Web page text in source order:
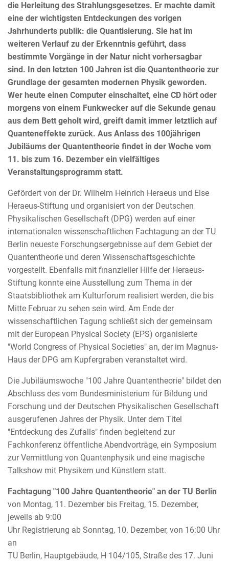
die Herleitung des Strahlungsgesetzes. Er machte damit
eine der wichtigsten Entdeckungen des vorigen
Jahrhunderts publik: die Quantisierung. Sie hat im
weiteren Verlauf zu der Erkenntnis geführt, dass
bestimmte Vorgänge in der Natur nicht vorhersagbar
sind. In den letzten 100 Jahren ist die Quantentheorie zur
Grundlage der gesamten modernen Physik geworden.
Wer heute einen Computer einschaltet, eine CD hört oder
morgens von einem Funkwecker auf die Sekunde genau
aus dem Bett geholt wird, greift damit immer letztlich auf
Quanteneffekte zurück. Aus Anlass des 100jährigen
Jubiläums der Quantentheorie findet in der Woche vom
11. bis zum 16. Dezember ein vielfältiges
Veranstaltungsprogramm statt.
Gefördert von der Dr. Wilhelm Heinrich Heraeus und Else
Heraeus-Stiftung und organisiert von der Deutschen
Physikalischen Gesellschaft (DPG) werden auf einer
internationalen wissenschaftlichen Fachtagung an der TU
Berlin neueste Forschungsergebnisse auf dem Gebiet der
Quantentheorie und deren Wissenschaftsgeschichte
vorgestellt. Ebenfalls mit finanzieller Hilfe der Heraeus-
Stiftung konnte eine Ausstellung zum Thema in der
Staatsbibliothek am Kulturforum realisiert werden, die bis
Mitte Februar zu sehen sein wird. Am Ende der
wissenschaftlichen Tagung schließt sich der gemeinsam
mit der European Physical Society (EPS) organisierte
"World Congress of Physical Societies" an, der im Magnus-
Haus der DPG am Kupfergraben veranstaltet wird.
Die Jubiläumswoche "100 Jahre Quantentheorie" bildet den
Abschluss des vom Bundesministerium für Bildung und
Forschung und der Deutschen Physikalischen Gesellschaft
ausgerufenen Jahres der Physik. Unter dem Titel
"Entdeckung des Zufalls" finden begleitend zur
Fachkonferenz öffentliche Abendvorträge, ein Symposium
zur Vermittlung von Quantenphysik und eine magische
Talkshow mit Physikern und Künstlern statt.
Fachtagung "100 Jahre Quantentheorie" an der TU Berlin
von Montag, 11. Dezember bis Freitag, 15. Dezember,
jeweils ab 9:00
Uhr Registrierung ab Sonntag, 10. Dezember, von 16:00 Uhr
an
TU Berlin, Hauptgebäude, H 104/105, Straße des 17. Juni